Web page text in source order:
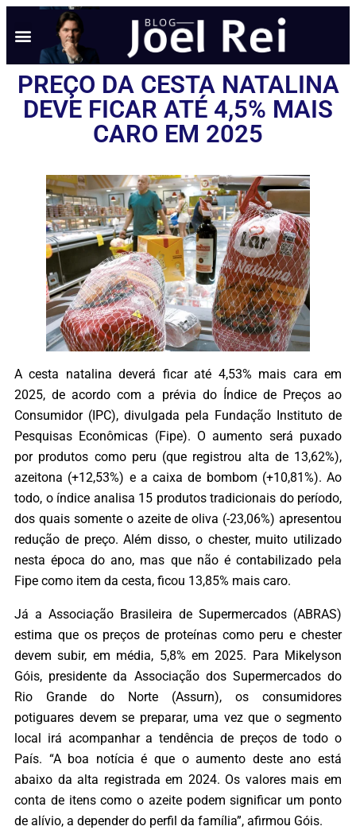
PREÇO DA CESTA NATALINA
DEVE FICAR ATÉ 4,5% MAIS
CARO EM 2025
A cesta natalina deverá ficar até 4,53% mais cara em
2025, de acordo com a prévia do Índice de Preços ao
Consumidor (IPC), divulgada pela Fundação Instituto de
Pesquisas Econômicas (Fipe). O aumento será puxado
por produtos como peru (que registrou alta de 13,62%),
azeitona (+12,53%) e a caixa de bombom (+10,81%). Ao
todo, o índice analisa 15 produtos tradicionais do período,
dos quais somente o azeite de oliva (-23,06%) apresentou
redução de preço. Além disso, o chester, muito utilizado
nesta época do ano, mas que não é contabilizado pela
Fipe como item da cesta, ficou 13,85% mais caro.
Já a Associação Brasileira de Supermercados (ABRAS)
estima que os preços de proteínas como peru e chester
devem subir, em média, 5,8% em 2025. Para Mikelyson
Góis, presidente da Associação dos Supermercados do
Rio Grande do Norte (Assurn), os consumidores
potiguares devem se preparar, uma vez que o segmento
local irá acompanhar a tendência de preços de todo o
País. “A boa notícia é que o aumento deste ano está
abaixo da alta registrada em 2024. Os valores mais em
conta de itens como o azeite podem significar um ponto
de alívio, a depender do perfil da família”, afirmou Góis.